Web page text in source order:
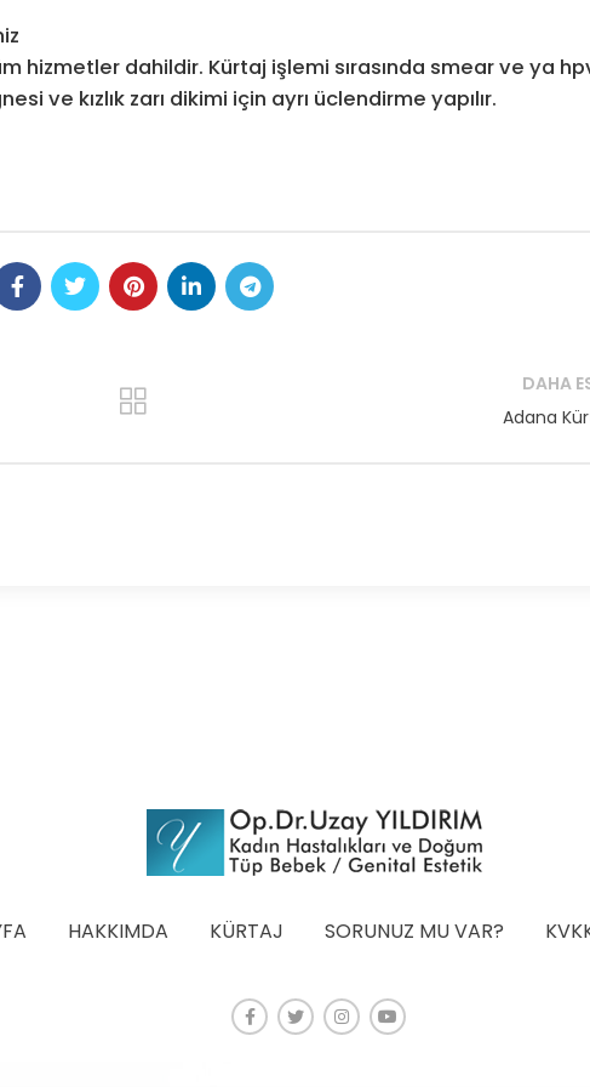
hizmetler dahildir. Kürtaj işlemi sırasında smear ve ya
ve kızlık zarı dikimi için ayrı üclendirme yapılır.
DAHA
Adana
HAKKIMDA KÜRTAJ SORUNUZ MU VAR?